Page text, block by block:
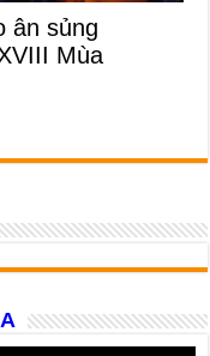
ân sủng
Mùa